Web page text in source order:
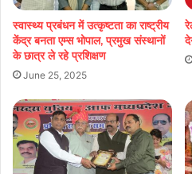
स्वास्थ्य प्रबंधन में उत्कृष्टता का राष्ट्रीय
केंद्र बनता एम्स भोपाल, प्रमुख संस्थानों
के छात्र ले रहे प्रशिक्षण
June 25, 2025